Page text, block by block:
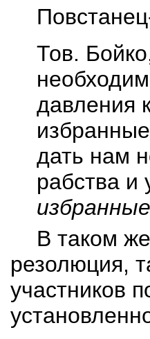
Тов.
давления
дать нам
рабства и
В таком
резолюция,
участников